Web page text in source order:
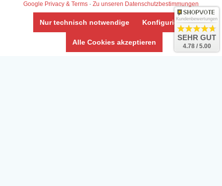
AGB & Info
Impressum
Umwelt und Entsorgung
Vertrag widerrufen
Google Privacy & Terms · Zu unseren Datenschutzbestimmungen
Nur technisch notwendige Konfigurieren
Alle Cookies akzeptieren
Kundenbewertungen
SEHR GUT
4.78 / 5.00